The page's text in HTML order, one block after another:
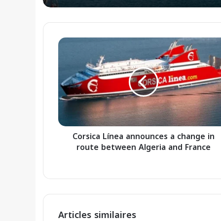
C
c
í
n
o
Corsica Línea announces a change in
route between Algeria and France
Articles similaires